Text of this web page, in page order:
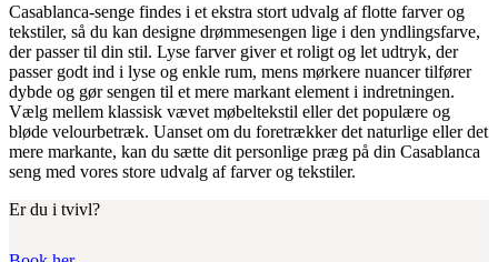
Casablanca-senge findes i et ekstra stort udvalg af flotte farver og
tekstiler, så du kan designe drømmesengen lige i den yndlingsfarve,
der passer til din stil. Lyse farver giver et roligt og let udtryk, der
passer godt ind i lyse og enkle rum, mens mørkere nuancer tilfører
dybde og gør sengen til et mere markant element i indretningen.
Vælg mellem klassisk vævet møbeltekstil eller det populære og
bløde velourbetræk. Uanset om du foretrækker det naturlige eller det
mere markante, kan du sætte dit personlige præg på din Casablanca
seng med vores store udvalg af farver og tekstiler.
Er du i tvivl?